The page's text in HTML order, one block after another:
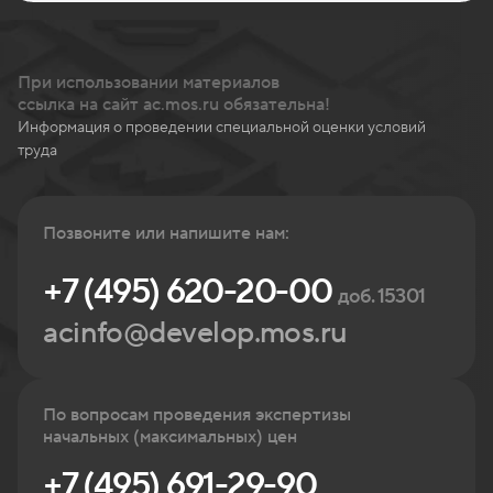
При использовании материалов
ссылка на сайт ac.mos.ru обязательна!
Информация о проведении специальной оценки условий
труда
Позвоните или напишите нам:
+7 (495) 620-20-00доб. 15301
acinfo@develop.mos.ru
По вопросам проведения экспертизы
начальных (максимальных) цен